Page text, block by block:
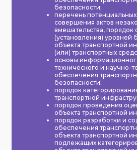
безопасности;
перечень потенциальных
совершения актов
вмешательства, порядок
(установления) уровней
объекта транспортной
(или) транспортных
основы
технического и научно-
обеспечения
безопасности;
порядок
транспортной
порядок проведения
объекта транспортной
порядок разработки и
обеспечения
объекта транспортной
подлежащих